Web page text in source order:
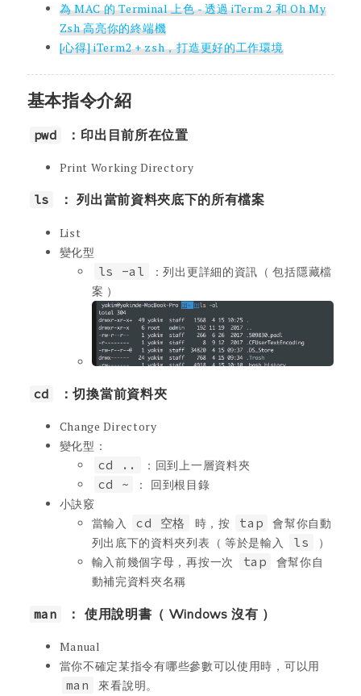
為 MAC 的 Terminal 上色 - 透過 iTerm 2 和 Oh My
Zsh 高亮你的終端機
[心得] iTerm2 + zsh，打造更好的工作環境
基本指令介紹
pwd ：印出目前所在位置
Print Working Directory
ls ： 列出當前資料夾底下的所有檔案
List
變化型
ls -al
：列出更詳細的資訊（ 包括隱藏檔
案 ）
cd ：切換當前資料夾
Change Directory
變化型：
cd ..
：回到上一層資料夾
cd ~
： 回到根目錄
小訣竅
當輸入
cd 空格 時，按 tap
會幫你自動
列出底下的資料夾列表（ 等於是輸入
ls
）
輸入前幾個字母，再按一次
tap
會幫你自
動補完資料夾名稱
man ： 使用說明書（ Windows 沒有 ）
Manual
當你不確定某指令有哪些參數可以使用時，可以用
man
來看說明。